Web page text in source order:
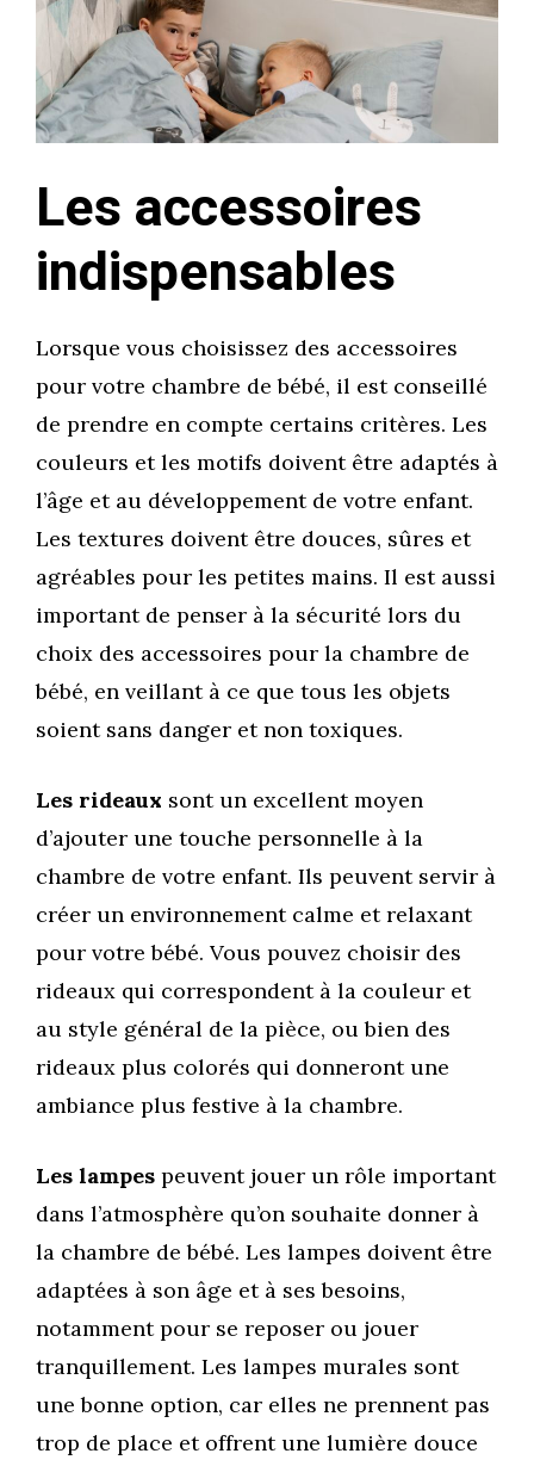
Les accessoires
indispensables
Lorsque vous choisissez des accessoires
pour votre chambre de bébé, il est conseillé
de prendre en compte certains critères. Les
couleurs et les motifs doivent être adaptés à
l’âge et au développement de votre enfant.
Les textures doivent être douces, sûres et
agréables pour les petites mains. Il est aussi
important de penser à la sécurité lors du
choix des accessoires pour la chambre de
bébé, en veillant à ce que tous les objets
soient sans danger et non toxiques.
Les rideaux sont un excellent moyen
d’ajouter une touche personnelle à la
chambre de votre enfant. Ils peuvent servir à
créer un environnement calme et relaxant
pour votre bébé. Vous pouvez choisir des
rideaux qui correspondent à la couleur et
au style général de la pièce, ou bien des
rideaux plus colorés qui donneront une
ambiance plus festive à la chambre.
Les lampes peuvent jouer un rôle important
dans l’atmosphère qu’on souhaite donner à
la chambre de bébé. Les lampes doivent être
adaptées à son âge et à ses besoins,
notamment pour se reposer ou jouer
tranquillement. Les lampes murales sont
une bonne option, car elles ne prennent pas
trop de place et offrent une lumière douce